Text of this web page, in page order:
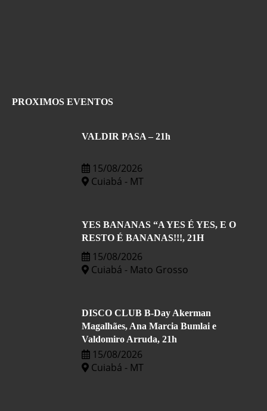
PROXIMOS EVENTOS
VALDIR PASA – 21h
15/08/2026
Cuiabá - MT
YES BANANAS “A YES É YES, E O
RESTO É BANANAS!!!, 21H
15/08/2026
Cuiabá - Mato Grosso
DISCO CLUB B-Day Akerman
Magalhães, Ana Marcia Bumlai e
Valdomiro Arruda, 21h
15/08/2026
Cuiabá - MT